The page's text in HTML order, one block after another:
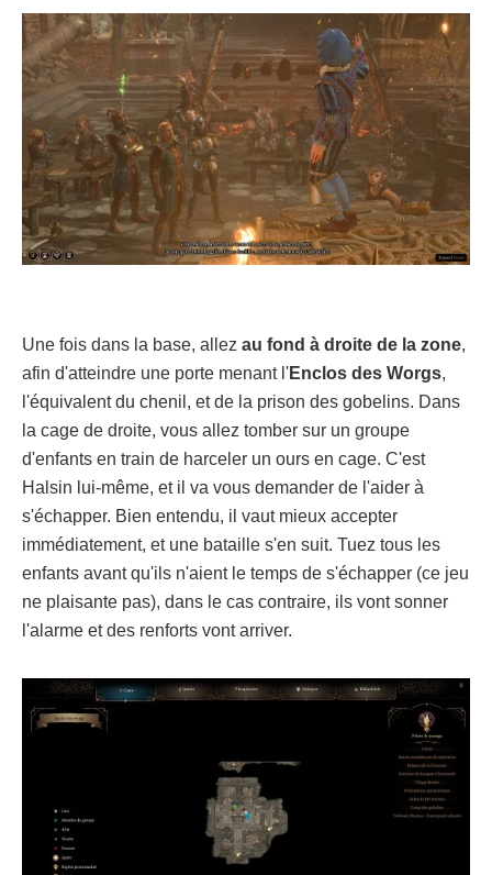
Une fois dans la base, allez au fond à droite de la zone,
afin d'atteindre une porte menant l'Enclos des Worgs,
l'équivalent du chenil, et de la prison des gobelins. Dans
la cage de droite, vous allez tomber sur un groupe
d'enfants en train de harceler un ours en cage. C'est
Halsin lui-même, et il va vous demander de l'aider à
s'échapper. Bien entendu, il vaut mieux accepter
immédiatement, et une bataille s'en suit. Tuez tous les
enfants avant qu'ils n'aient le temps de s'échapper (ce jeu
ne plaisante pas), dans le cas contraire, ils vont sonner
l'alarme et des renforts vont arriver.